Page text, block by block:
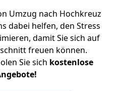
Umzug nach Hochkreuz
dabei helfen, den Stress
damit Sie sich auf
freuen können.
Sie sich kostenlose